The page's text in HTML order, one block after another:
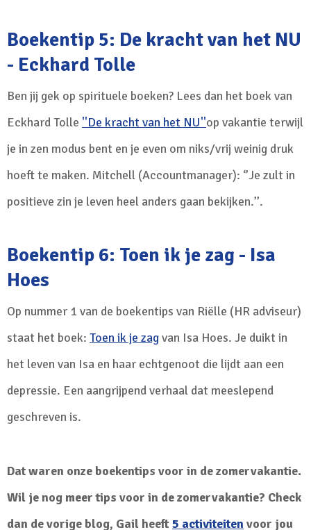
Boekentip 5: De kracht van het NU
- Eckhard Tolle
Ben jij gek op spirituele boeken? Lees dan het boek van
Eckhard Tolle ''De kracht van het NU''op vakantie terwijl
je in zen modus bent en je even om niks/vrij weinig druk
hoeft te maken. Mitchell (Accountmanager): ‘’Je zult in
positieve zin je leven heel anders gaan bekijken.’’.
Boekentip 6: Toen ik je zag - Isa
Hoes
Op nummer 1 van de boekentips van Riëlle (HR adviseur)
staat het boek: Toen ik je zagvan Isa Hoes. Je duikt in
het leven van Isa en haar echtgenoot die lijdt aan een
depressie. Een aangrijpend verhaal dat meeslepend
geschreven is.
Dat waren onze boekentips voor in de zomervakantie.
Wil je nog meer tips voor in de zomervakantie? Check
dan de vorige blog, Gail heeft5 activiteiten voor jou